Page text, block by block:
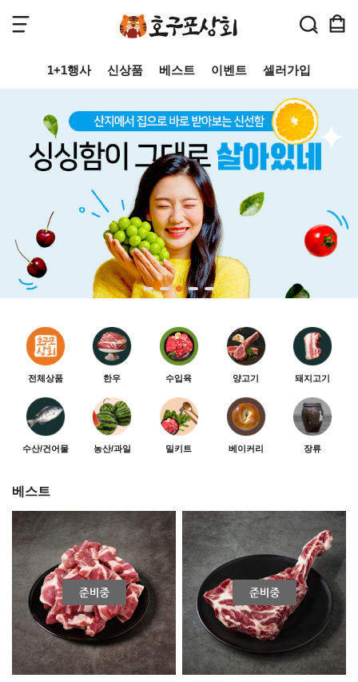
1+1행사 신상품 베스트 이벤트 셀러가입
전체상품 한우 수입육 양고기 돼지고기
수산/건어물 농산/과일 밀키트 베이커리 장류
베스트